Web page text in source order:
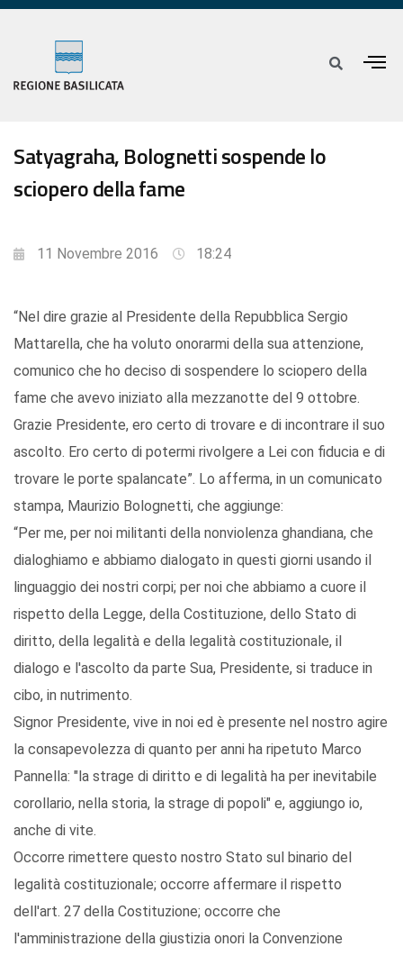
Satyagraha, Bolognetti sospende lo
sciopero della fame
11 Novembre 2016 18:24
“Nel dire grazie al Presidente della Repubblica Sergio
Mattarella, che ha voluto onorarmi della sua attenzione,
comunico che ho deciso di sospendere lo sciopero della
fame che avevo iniziato alla mezzanotte del 9 ottobre.
Grazie Presidente, ero certo di trovare e di incontrare il suo
ascolto. Ero certo di potermi rivolgere a Lei con fiducia e di
trovare le porte spalancate”. Lo afferma, in un comunicato
stampa, Maurizio Bolognetti, che aggiunge:
“Per me, per noi militanti della nonviolenza ghandiana, che
dialoghiamo e abbiamo dialogato in questi giorni usando il
linguaggio dei nostri corpi; per noi che abbiamo a cuore il
rispetto della Legge, della Costituzione, dello Stato di
diritto, della legalità e della legalità costituzionale, il
dialogo e l'ascolto da parte Sua, Presidente, si traduce in
cibo, in nutrimento.
Signor Presidente, vive in noi ed è presente nel nostro agire
la consapevolezza di quanto per anni ha ripetuto Marco
Pannella: "la strage di diritto e di legalità ha per inevitabile
corollario, nella storia, la strage di popoli" e, aggiungo io,
anche di vite.
Occorre rimettere questo nostro Stato sul binario del
legalità costituzionale; occorre affermare il rispetto
dell'art. 27 della Costituzione; occorre che
l'amministrazione della giustizia onori la Convenzione